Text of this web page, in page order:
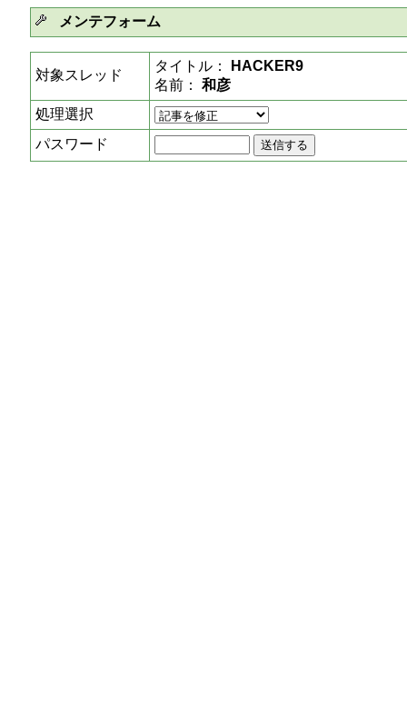
メンテフォーム
対象スレッド
タイトル：
HACKER9
名前： 和彦
処理選択
パスワード